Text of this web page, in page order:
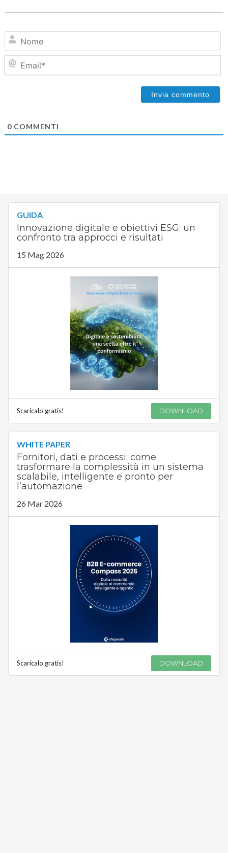
0COMMENTI
GUIDA
Innovazione digitale e obiettivi ESG: un
confronto tra approcci e risultati
15 Mag 2026
Scaricalo gratis! DOWNLOAD
WHITE PAPER
Fornitori, dati e processi: come
trasformare la complessità in un sistema
scalabile, intelligente e pronto per
l’automazione
26 Mar 2026
Scaricalo gratis! DOWNLOAD